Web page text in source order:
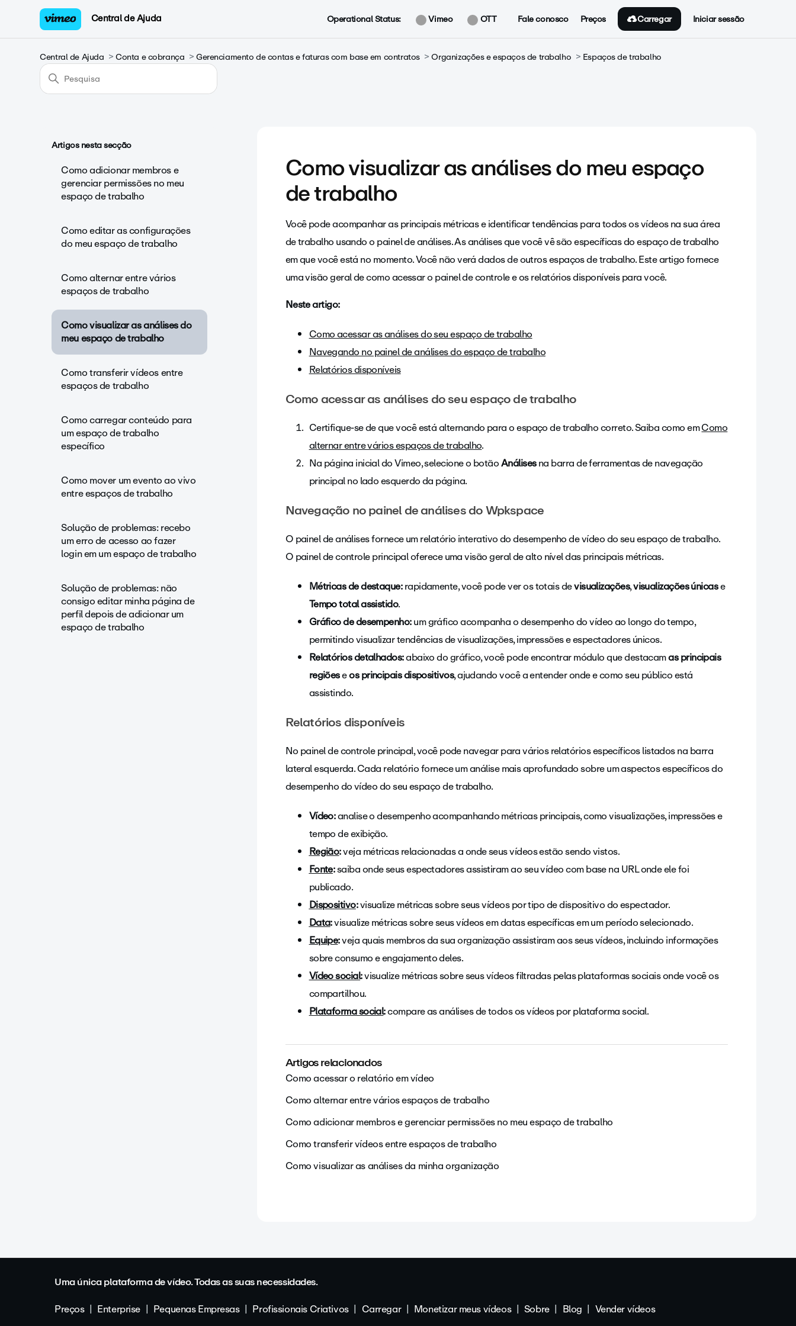
Central de Ajuda Operational Status: Vimeo OTT Fale conosco Preços Carregar Iniciar sessão
Central de Ajuda Conta e cobrança Gerenciamento de contas e faturas com base em contratos Organizações e espaços de trabalho Espaços de trabalho
Artigos nesta secção
Como adicionar membros e
gerenciar permissões no meu
espaço de trabalho
Como editar as configurações
do meu espaço de trabalho
Como alternar entre vários
espaços de trabalho
Como visualizar as análises do
meu espaço de trabalho
Como transferir vídeos entre
espaços de trabalho
Como carregar conteúdo para
um espaço de trabalho
específico
Como mover um evento ao vivo
entre espaços de trabalho
Solução de problemas: recebo
um erro de acesso ao fazer
login em um espaço de trabalho
Solução de problemas: não
consigo editar minha página de
perfil depois de adicionar um
espaço de trabalho
Como visualizar as análises do meu espaço
de trabalho
Você pode acompanhar as principais métricas e identificar tendências para todos os vídeos na sua área
de trabalho usando o painel de análises. As análises que você vê são específicas do espaço de trabalho
em que você está no momento. Você não verá dados de outros espaços de trabalho. Este artigo fornece
uma visão geral de como acessar o painel de controle e os relatórios disponíveis para você.
Neste artigo:
Como acessar as análises do seu espaço de trabalho
Navegando no painel de análises do espaço de trabalho
Relatórios disponíveis
Como acessar as análises do seu espaço de trabalho
Certifique-se de que você está alternando para o espaço de trabalho correto. Saiba como emComo
alternar entre vários espaços de trabalho.
Na página inicial do Vimeo, selecione o botãoAnálisesna barra de ferramentas de navegação
principal no lado esquerdo da página.
Navegação no painel de análises do Wpkspace
O painel de análises fornece um relatório interativo do desempenho de vídeo do seu espaço de trabalho.
O painel de controle principal oferece uma visão geral de alto nível das principais métricas.
Métricas de destaque:rapidamente, você pode ver os totais devisualizações,visualizações únicase
Tempo total assistido.
Gráfico de desempenho:um gráfico acompanha o desempenho do vídeo ao longo do tempo,
permitindo visualizar tendências de visualizações, impressões e espectadores únicos.
Relatórios detalhados:abaixo do gráfico, você pode encontrar módulo que destacamas principais
regiõeseos principais dispositivos, ajudando você a entender onde e como seu público está
assistindo.
Relatórios disponíveis
No painel de controle principal, você pode navegar para vários relatórios específicos listados na barra
lateral esquerda. Cada relatório fornece um análise mais aprofundado sobre um aspectos específicos do
desempenho do vídeo do seu espaço de trabalho.
Vídeo:analise o desempenho acompanhando métricas principais, como visualizações, impressões e
tempo de exibição.
Região:veja métricas relacionadas a onde seus vídeos estão sendo vistos.
Fonte:saiba onde seus espectadores assistiram ao seu vídeo com base na URL onde ele foi
publicado.
Dispositivo:visualize métricas sobre seus vídeos por tipo de dispositivo do espectador.
Data:visualize métricas sobre seus vídeos em datas específicas em um período selecionado.
Equipe:veja quais membros da sua organização assistiram aos seus vídeos, incluindo informações
sobre consumo e engajamento deles.
Vídeo social:visualize métricas sobre seus vídeos filtradas pelas plataformas sociais onde você os
compartilhou.
Plataforma social:compare as análises de todos os vídeos por plataforma social.
Artigos relacionados
Como acessar o relatório em vídeo
Como alternar entre vários espaços de trabalho
Como adicionar membros e gerenciar permissões no meu espaço de trabalho
Como transferir vídeos entre espaços de trabalho
Como visualizar as análises da minha organização
Uma única plataforma de vídeo. Todas as suas necessidades.
Preços
Enterprise Pequenas Empresas Profissionais Criativos Carregar Monetizar meus vídeos Sobre Blog Vender vídeos